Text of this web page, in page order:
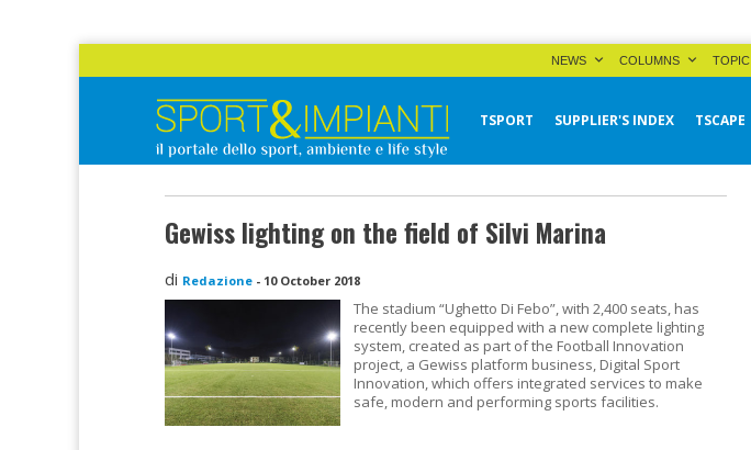
NEWS COLUMNS TOPIC
Sport&Impianti
TSPORT SUPPLIER'S INDEX TSCAPE
Gewiss lighting on the field of Silvi Marina
di Redazione - 10 October 2018
The stadium “Ughetto Di Febo”, with 2,400 seats, has
recently been equipped with a new complete lighting
system, created as part of the Football Innovation
project, a Gewiss platform business, Digital Sport
Innovation, which offers integrated services to make
safe, modern and performing sports facilities.